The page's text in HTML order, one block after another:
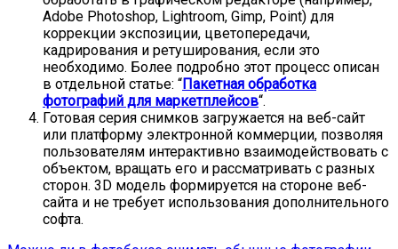
Adobe Photoshop, Lightroom, Gimp, Point) для
коррекции экспозиции, цветопередачи,
кадрирования и ретуширования, если это
необходимо. Более подробно этот процесс описан
в отдельной статье: “Пакетная обработка
фотографий для маркетплейсов“.
Готовая серия снимков загружается на веб-сайт
или платформу электронной коммерции, позволяя
пользователям интерактивно взаимодействовать с
объектом, вращать его и рассматривать с разных
сторон. 3D модель формируется на стороне веб-
сайта и не требует использования дополнительного
софта.